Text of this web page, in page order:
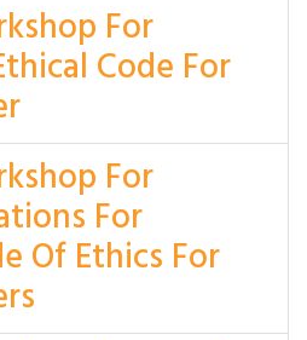
For
Code For
For
For
Of Ethics For